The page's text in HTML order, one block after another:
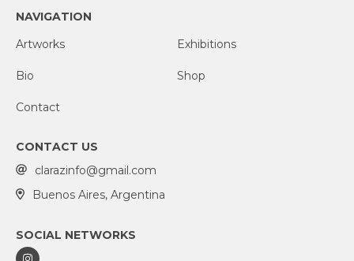
NAVIGATION
Artworks
Exhibitions
Bio Shop
Contact
CONTACT US
clarazinfo@gmail.com
Buenos Aires, Argentina
SOCIAL NETWORKS